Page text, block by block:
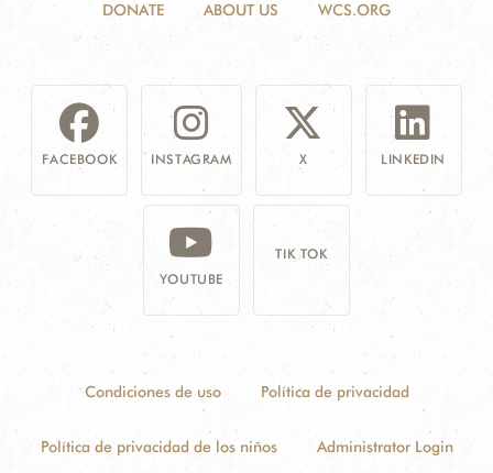
DONATE ABOUT US WCS.ORG
FACEBOOK INSTAGRAM X LINKEDIN
YOUTUBE
TIK TOK
Condiciones de uso Política de privacidad
Política de privacidad de los niños Administrator Login